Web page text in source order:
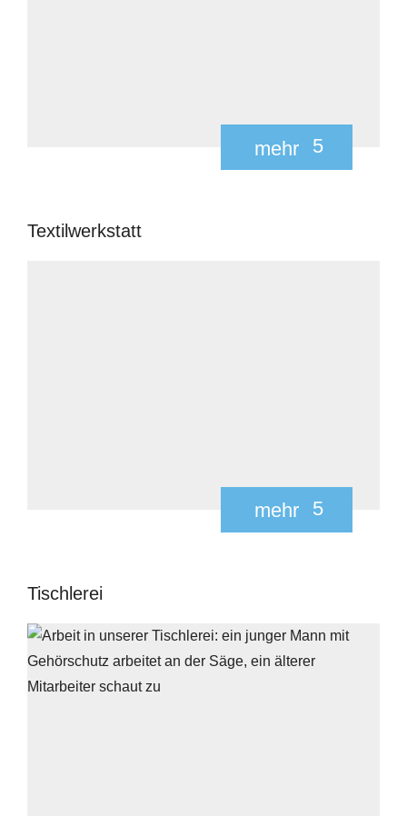
mehr 5
Textilwerkstatt
mehr 5
Tischlerei